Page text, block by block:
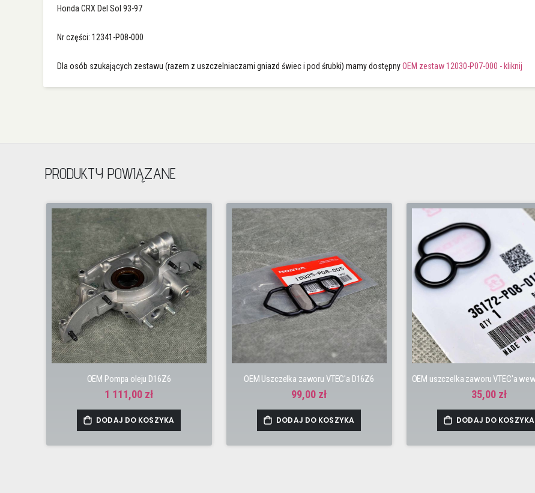
Honda CRX Del Sol 93-97
Nr części: 12341-P08-000
Dla osób szukających zestawu (razem z uszczelniaczami gniazd świec i pod śrubki) mamy dostępnyOEM zestaw 12030-P07-000 - kliknij
PRODUKTY POWIĄZANE
OEM Pompa oleju D16Z6
1 111,00 zł
DODAJ DO KOSZYKA
OEM Uszczelka zaworu VTEC'a D16Z6
99,00 zł
DODAJ DO KOSZYKA
35,00 zł
DODAJ DO KOSZYKA